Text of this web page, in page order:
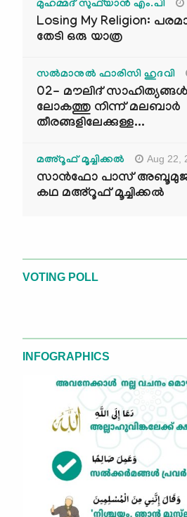
മുഹമ്മദ് സുഫ്‌യാൻ എം.പി
Losing My Religion:
തേടി ഒരു യാത്ര
സൽമാനുൽ ഫാരിസി ഹുദവി
02- മൗലിദ്
ലോകത്തു നിന്ന് മലബാർ
തീരങ്ങളിലേക്കുള്ള...
മഅ്റൂഫ് മൂച്ചിക്കല്‍ Aug 22,
സാൻഫോ പാസ്
കഥ മഅ്റൂഫ് മൂച്ചിക്കല്‍
VOTING POLL
INFOGRAPHICS